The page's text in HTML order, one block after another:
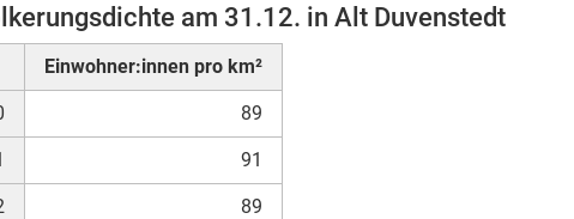
(Mikrozensus)
am 31.12. in Alt Duvenstedt
Einwohner:innen pro km²
89
91
89